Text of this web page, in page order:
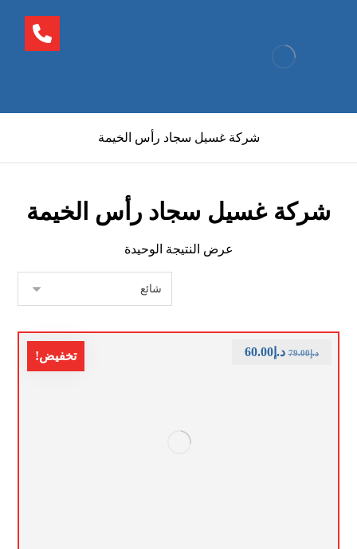
شركة غسيل سجاد رأس الخيمة
شركة غسيل سجاد رأس الخيمة
عرض النتيجة الوحيدة
تخفيض! د.إ79.00 د.إ60.00